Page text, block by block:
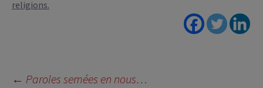
religions.
Navigation
← Paroles semées en nous…